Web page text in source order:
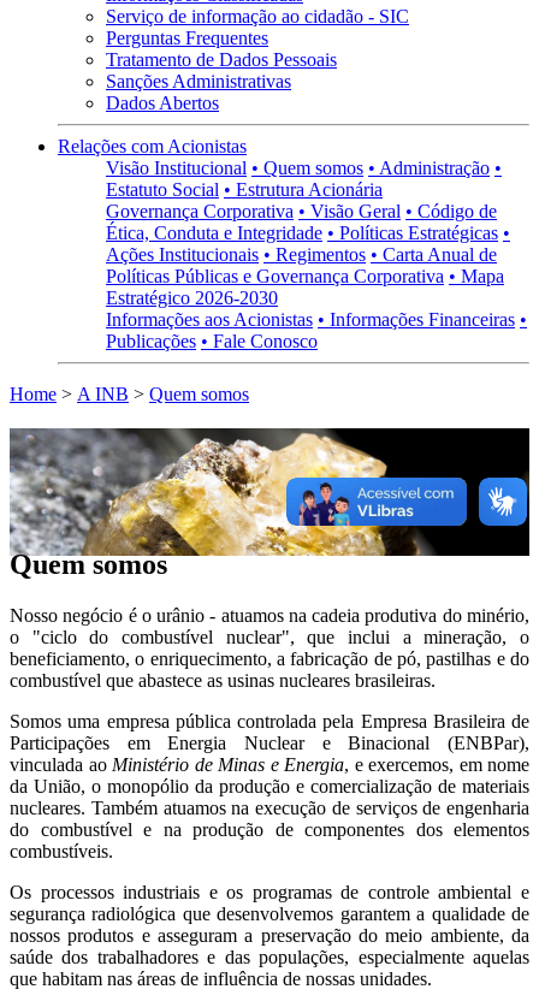
Serviço de informação ao cidadão - SIC
Perguntas Frequentes
Tratamento de Dados Pessoais
Sanções Administrativas
Dados Abertos
Relações com Acionistas
Visão Institucional • Quem somos • Administração •
Estatuto Social • Estrutura Acionária
Governança Corporativa • Visão Geral • Código de
Ética, Conduta e Integridade • Políticas Estratégicas •
Ações Institucionais • Regimentos • Carta Anual de
Políticas Públicas e Governança Corporativa • Mapa
Estratégico 2026-2030
Informações aos Acionistas • Informações Financeiras •
Publicações • Fale Conosco
Home > A INB > Quem somos
Quem somos
Nosso negócio é o urânio - atuamos na cadeia produtiva do minério,
o "ciclo do combustível nuclear", que inclui a mineração, o
beneficiamento, o enriquecimento, a fabricação de pó, pastilhas e do
combustível que abastece as usinas nucleares brasileiras.
Somos uma empresa pública controlada pela Empresa Brasileira de
Participações em Energia Nuclear e Binacional (ENBPar),
vinculada ao Ministério de Minas e Energia, e exercemos, em nome
da União, o monopólio da produção e comercialização de materiais
nucleares. Também atuamos na execução de serviços de engenharia
do combustível e na produção de componentes dos elementos
combustíveis.
Os processos industriais e os programas de controle ambiental e
segurança radiológica que desenvolvemos garantem a qualidade de
nossos produtos e asseguram a preservação do meio ambiente, da
saúde dos trabalhadores e das populações, especialmente aquelas
que habitam nas áreas de influência de nossas unidades.